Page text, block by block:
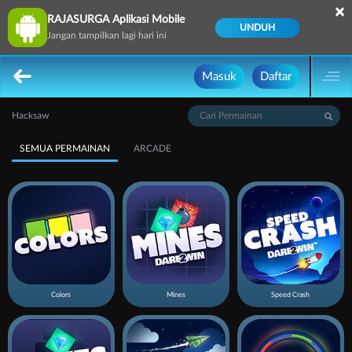
RAJASURGA Aplikasi Mobile
Jangan tampilkan lagi hari ini
UNDUH
×
Masuk Daftar
Hacksaw
SEMUA PERMAINAN ARCADE
Colors Mines Speed Crash